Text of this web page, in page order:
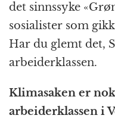
det sinnssyke
sosialister som
Har du glemt det,
arbeiderklassen.
Klimasaken er
arbeiderklassen i